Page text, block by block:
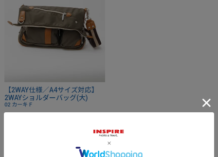
【2WAY仕様／A4サイズ対応】
2WAYショルダーバッグ(大)
02 カーキ F
その他のコーディネート